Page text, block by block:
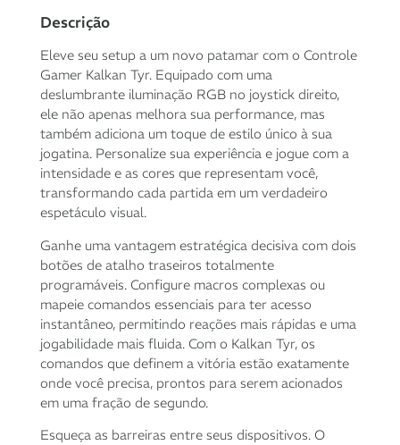
3x deR$
4x deR$62,56com
juros
R$250,24
5x deR$50,20com
juros
R$251,00
Descrição
Eleve seu setup a um novo patamar com o Controle
Gamer Kalkan Tyr. Equipado com uma
deslumbrante iluminação RGB no joystick direito,
ele não apenas melhora sua performance, mas
também adiciona um toque de estilo único à sua
jogatina. Personalize sua experiência e jogue com a
intensidade e as cores que representam você,
transformando cada partida em um verdadeiro
espetáculo visual.
Ganhe uma vantagem estratégica decisiva com dois
botões de atalho traseiros totalmente
programáveis. Configure macros complexas ou
mapeie comandos essenciais para ter acesso
instantâneo, permitindo reações mais rápidas e uma
jogabilidade mais fluida. Com o Kalkan Tyr, os
comandos que definem a vitória estão exatamente
onde você precisa, prontos para serem acionados
em uma fração de segundo.
Esqueça as barreiras entre seus dispositivos. O